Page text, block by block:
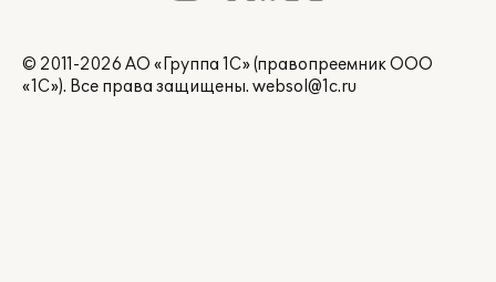
© 2011-2026 АО «Группа 1С» (правопреемник ООО
«1С»). Все права защищены. websol@1c.ru